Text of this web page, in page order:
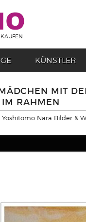
KÜNSTLER
MIT
RAHMEN
Yoshitomo Nara Bilder &